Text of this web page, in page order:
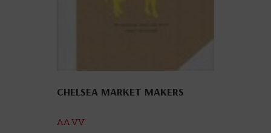
CHELSEA MARKET MAKERS
AA.VV.